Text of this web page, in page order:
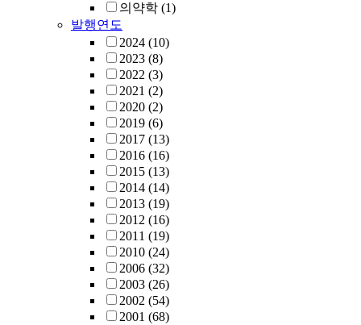
의약학 (1)
발행연도
2024 (10)
2023 (8)
2022 (3)
2021 (2)
2020 (2)
2019 (6)
2017 (13)
2016 (16)
2015 (13)
2014 (14)
2013 (19)
2012 (16)
2011 (19)
2010 (24)
2006 (32)
2003 (26)
2002 (54)
2001 (68)